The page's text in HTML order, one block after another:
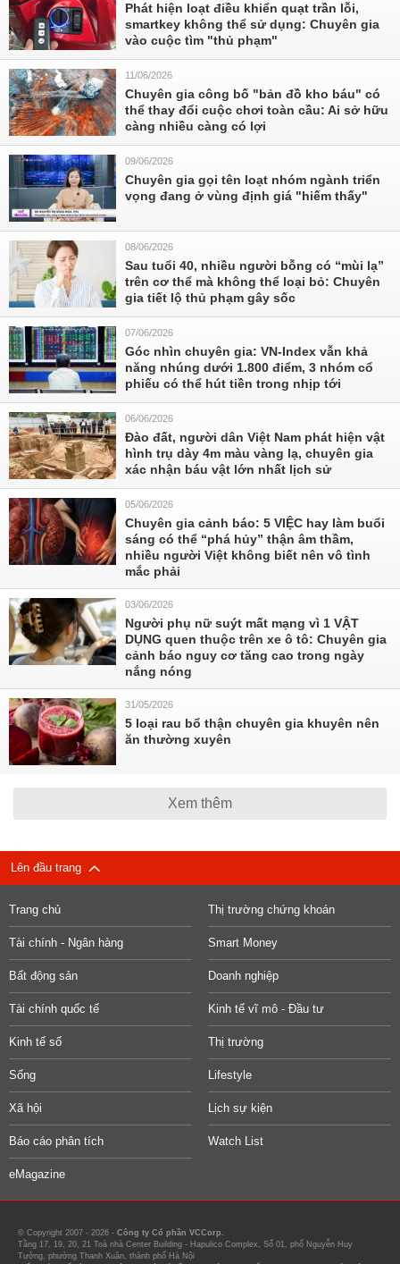
Phát hiện loạt điều khiển quạt trần lỗi,
smartkey không thể sử dụng: Chuyên gia
vào cuộc tìm "thủ phạm"
11/06/2026
Chuyên gia công bố "bản đồ kho báu" có
thể thay đổi cuộc chơi toàn cầu: Ai sở hữu
càng nhiều càng có lợi
09/06/2026
Chuyên gia gọi tên loạt nhóm ngành triển
vọng đang ở vùng định giá "hiếm thấy"
08/06/2026
Sau tuổi 40, nhiều người bỗng có “mùi lạ”
trên cơ thể mà không thể loại bỏ: Chuyên
gia tiết lộ thủ phạm gây sốc
07/06/2026
Góc nhìn chuyên gia: VN-Index vẫn khả
năng nhúng dưới 1.800 điểm, 3 nhóm cổ
phiếu có thể hút tiền trong nhịp tới
06/06/2026
Đào đất, người dân Việt Nam phát hiện vật
hình trụ dày 4m màu vàng lạ, chuyên gia
xác nhận báu vật lớn nhất lịch sử
05/06/2026
Chuyên gia cảnh báo: 5 VIỆC hay làm buổi
sáng có thể “phá hủy” thận âm thầm,
nhiều người Việt không biết nên vô tình
mắc phải
03/06/2026
Người phụ nữ suýt mất mạng vì 1 VẬT
DỤNG quen thuộc trên xe ô tô: Chuyên gia
cảnh báo nguy cơ tăng cao trong ngày
nắng nóng
31/05/2026
5 loại rau bổ thận chuyên gia khuyên nên
ăn thường xuyên
Xem thêm
Lên đầu trang
Trang chủ Thị trường chứng khoán
Tài chính - Ngân hàng Smart Money
Bất động sản Doanh nghiệp
Tài chính quốc tế Kinh tế vĩ mô - Đầu tư
Kinh tế số Thị trường
Sống Lifestyle
Xã hội Lịch sự kiện
Báo cáo phân tích Watch List
eMagazine
© Copyright 2007 - 2026 - Công ty Cổ phần VCCorp.
Tầng 17, 19, 20, 21 Toà nhà Center Building - Hapulico Complex, Số 01, phố Nguyễn Huy
Tưởng, phường Thanh Xuân, thành phố Hà Nội